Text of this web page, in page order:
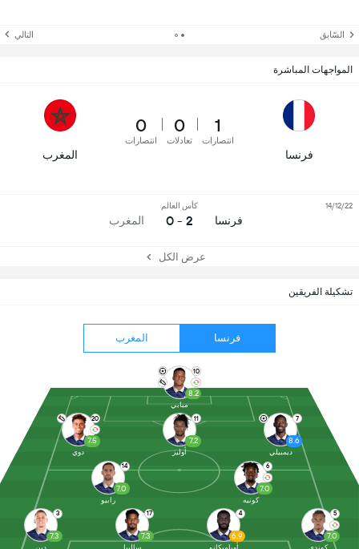
تشكيلة الفريقين
فرنسا المغرب
3
7.3
دين
17
7.3
ساليبا
4
6.9
أوباميكانو
5
7.0
كوندي
14
7.0
رابيو
6
7.0
كونيه
20
7.5
دوي
11
7.2
أوليز
7
8.6
ديمبيلي
10
8.2
مبابي
السّابق التالي
المواجهات المباشرة
فرنسا
1
انتصارات
0
تعادلات
0
انتصارات
المغرب
فرنسا
كأس العالم
2 - 0 المغرب
14/12/22
عرض الكل